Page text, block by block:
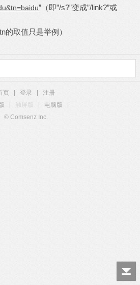
”（即”/s?”变成”/link?”或
的取值只是举例）
页 登录
注册
触屏版 电脑版
© Comsenz Inc.